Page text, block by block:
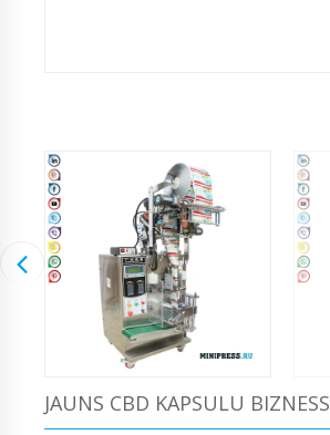
JAUNS CBD KAPSULU BIZNESS